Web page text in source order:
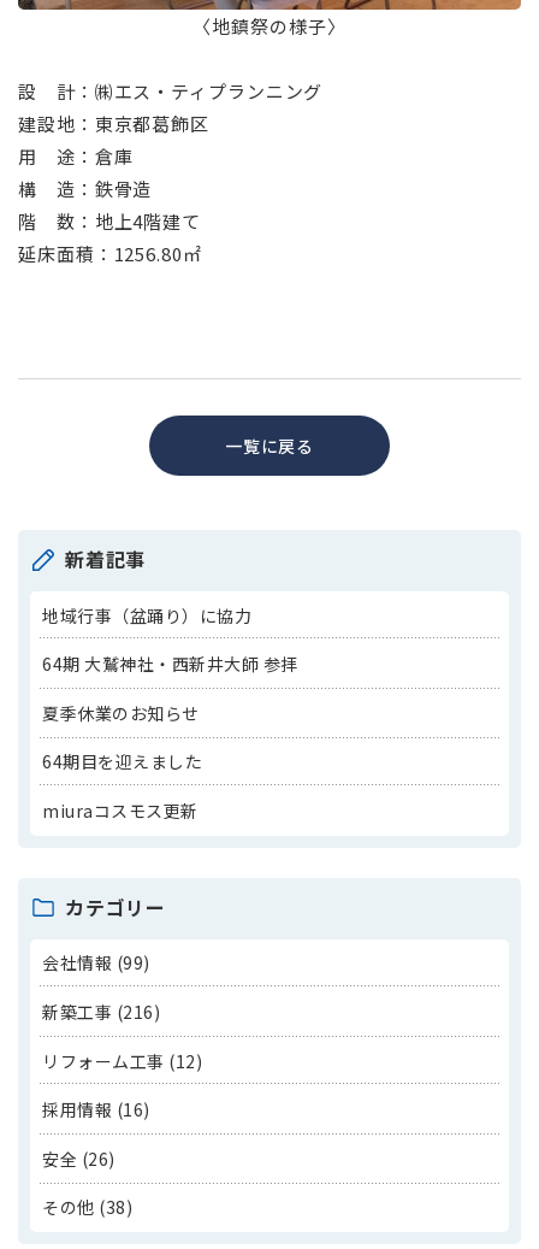
〈地鎮祭の様子〉
設 計：㈱エス・ティプランニング
建設地：東京都葛飾区
用 途：倉庫
構 造：鉄骨造
階 数：地上4階建て
延床面積：1256.80㎡
一覧に戻る
新着記事
地域行事（盆踊り）に協力
64期 大鷲神社・西新井大師 参拝
夏季休業のお知らせ
64期目を迎えました
miuraコスモス更新
カテゴリー
会社情報 (99)
新築工事 (216)
リフォーム工事 (12)
採用情報 (16)
安全 (26)
その他 (38)